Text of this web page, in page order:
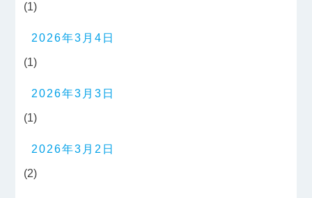
(1)
2026年3月4日
(1)
2026年3月3日
(1)
2026年3月2日
(2)